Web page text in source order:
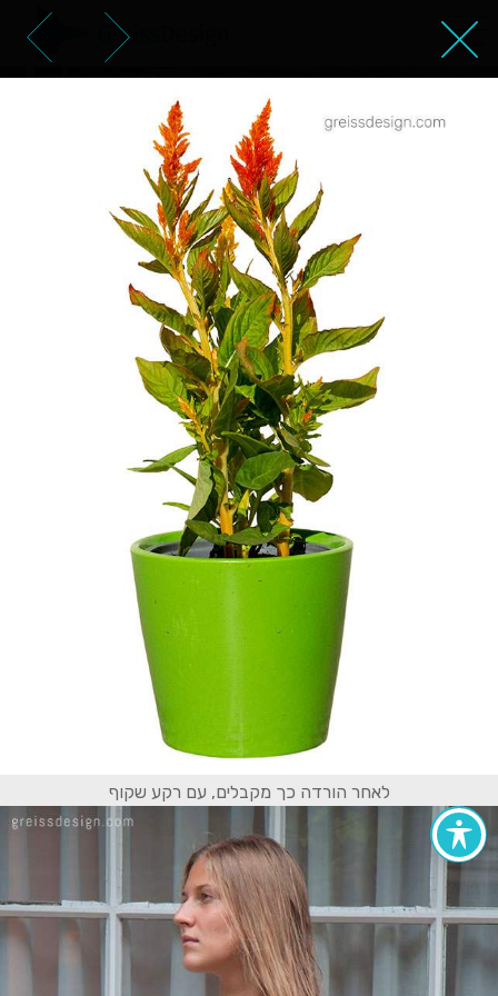
צמח ירוק בעציץ ירוק
לאחר הורדה כך מקבלים, עם רקע שקוף
הצהרת נגישות אתרים מומלצים
קישורים של גרייס דיזיין
כל הזכויות שמורות © גרייס דיזיין - מיתוג, עיצוב לדיגיטל ולפרינט, קורס
גרפיקה